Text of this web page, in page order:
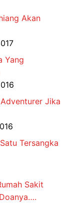
Akan
Yang
Jika
Tersangka
Sakit